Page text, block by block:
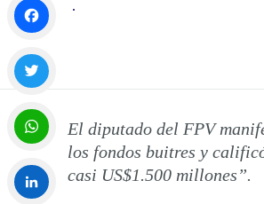
El diputado del FPV
los fondos buitres y
casi US$1.500 millones”.
Facebook
Twitter
WhatsApp